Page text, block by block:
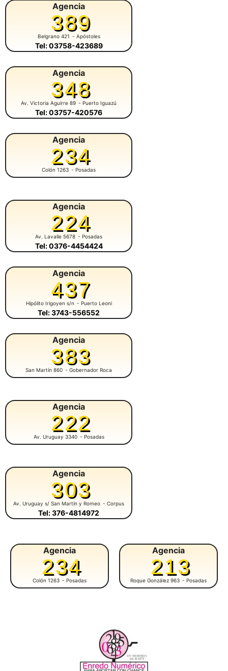
Agencia
389
Belgrano 421 - Apóstoles
Tel: 03758-423689
Agencia
348
Av. Victoria Aguirre 89 - Puerto Iguazú
Tel: 03757-420576
Agencia
234
Colón 1263 - Posadas
Agencia
224
Av. Lavalle 5678 - Posadas
Tel: 0376-4454424
Agencia
437
Hipólito Irigoyen s/n - Puerto Leoni
Tel: 3743-556552
Agencia
383
San Martín 860 - Gobernador Roca
Agencia
222
Av. Uruguay 3340 - Posadas
Agencia
303
Av. Uruguay s/ San Martín y Romeo - Corpus
Tel: 376-4814972
Agencia
234
Colón 1263 - Posadas
Agencia
213
Roque González 963 - Posadas